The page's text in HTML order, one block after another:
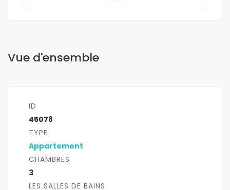
Vue d'ensemble
ID
45078
TYPE
Appartement
CHAMBRES
3
LES SALLES DE BAINS